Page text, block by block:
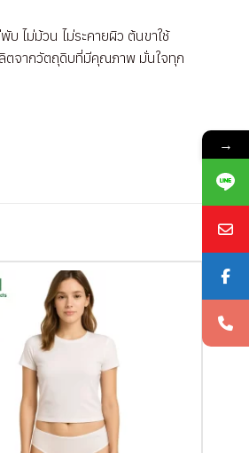
ไม่ม้วน ไม่ระคายผิว ต้นขาใช้
ลิตจากวัตถุดิบที่มีคุณภาพ มั่นใจทุก
→